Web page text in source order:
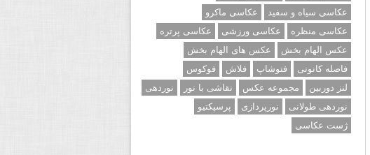
عکاسی سیاه و سفید
عکاسی ماکرو
عکاسی منظره
عکاسی ورزشی
عکاسی پرتره
عکس الهام بخش
عکس های الهام بخش
فاصله کانونی
فتوشاپ فلاش
فوکوس
لنز دوربین
مجموعه عکس نقاشی با نور
نوردهی
نوردهی طولانی
نورپردازی
پرسپکتیو
ژست عکاسی